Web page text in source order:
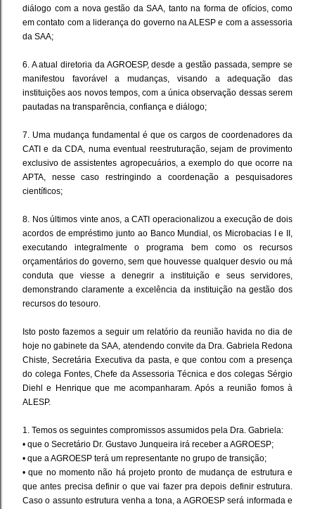
diálogo com a nova gestão da SAA, tanto na forma de ofícios, como
em contato com a liderança do governo na ALESP e com a assessoria
da SAA;
6. A atual diretoria da AGROESP, desde a gestão passada, sempre se
manifestou favorável a mudanças, visando a adequação das
instituições aos novos tempos, com a única observação dessas serem
pautadas na transparência, confiança e diálogo;
7. Uma mudança fundamental é que os cargos de coordenadores da
CATI e da CDA, numa eventual reestruturação, sejam de provimento
exclusivo de assistentes agropecuários, a exemplo do que ocorre na
APTA, nesse caso restringindo a coordenação a pesquisadores
científicos;
8. Nos últimos vinte anos, a CATI operacionalizou a execução de dois
acordos de empréstimo junto ao Banco Mundial, os Microbacias I e II,
executando integralmente o programa bem como os recursos
orçamentários do governo, sem que houvesse qualquer desvio ou má
conduta que viesse a denegrir a instituição e seus servidores,
demonstrando claramente a excelência da instituição na gestão dos
recursos do tesouro.
Isto posto fazemos a seguir um relatório da reunião havida no dia de
hoje no gabinete da SAA, atendendo convite da Dra. Gabriela Redona
Chiste, Secretária Executiva da pasta, e que contou com a presença
do colega Fontes, Chefe da Assessoria Técnica e dos colegas Sérgio
Diehl e Henrique que me acompanharam. Após a reunião fomos à
ALESP.
1. Temos os seguintes compromissos assumidos pela Dra. Gabriela:
• que o Secretário Dr. Gustavo Junqueira irá receber a AGROESP;
• que a AGROESP terá um representante no grupo de transição;
• que no momento não há projeto pronto de mudança de estrutura e
que antes precisa definir o que vai fazer pra depois definir estrutura.
Caso o assunto estrutura venha a tona, a AGROESP será informada e